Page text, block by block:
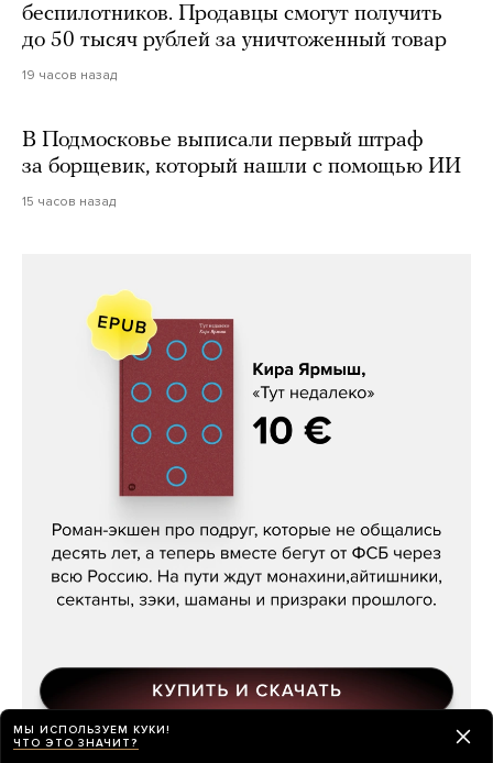
беспилотников. Продавцы смогут получить
до 50 тысяч рублей за уничтоженный товар
19 часов назад
В Подмосковье выписали первый штраф
за борщевик, который нашли с помощью ИИ
15 часов назад
Кира Ярмыш, «Тут недалеко»
МЫ ИСПОЛЬЗУЕМ КУКИ!
ЧТО ЭТО ЗНАЧИТ?